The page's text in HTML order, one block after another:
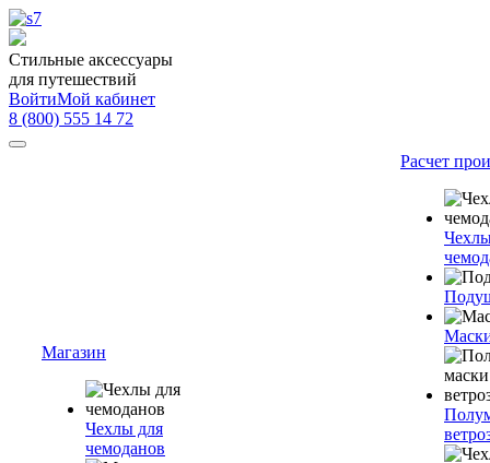
Стильные аксессуары
для путешествий
ВойтиМой кабинет
8 (800) 555 14 72
Магазин
Чехлы для
чемоданов
Расчет